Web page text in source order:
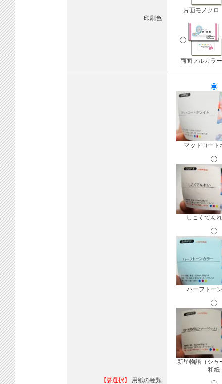
印刷色
片面モノクロ
両面フルカラー
【要選択】 用紙の種類
マットコート
しこくてん
ハーフトー
新星物語（シャ
和紙